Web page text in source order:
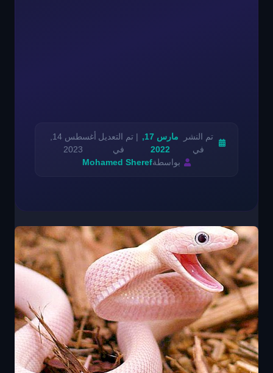
تم النشر
في
مارس 17,
2022
| تم التعديل
في
أغسطس 14,
2023
بواسطةMohamed Sheref